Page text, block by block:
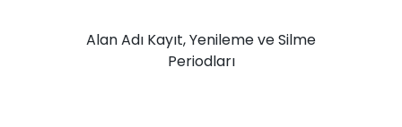
Alan Adı Kayıt, Yenileme ve Silme
Periodları